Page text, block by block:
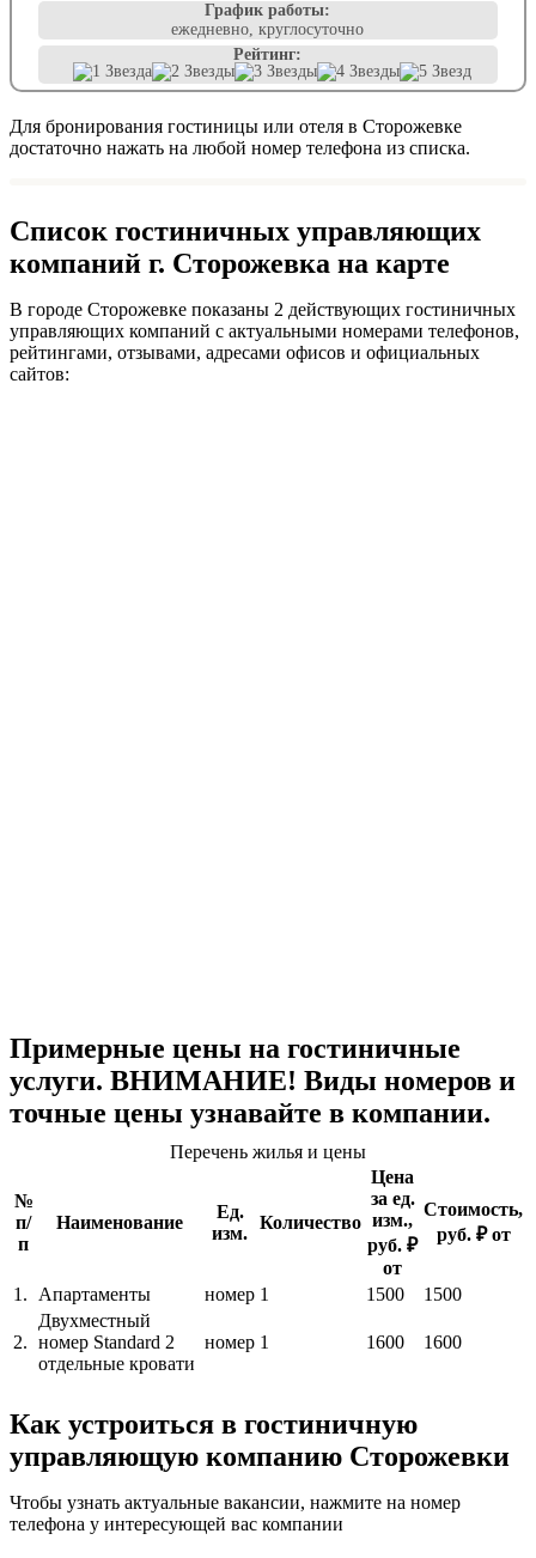
График работы:
ежедневно, круглосуточно
Рейтинг:
Для бронирования гостиницы или отеля в Сторожевке
достаточно нажать на любой номер телефона из списка.
Список гостиничных управляющих
компаний г. Сторожевка на карте
В городе Сторожевке показаны 2 действующих гостиничных
управляющих компаний с актуальными номерами телефонов,
рейтингами, отзывами, адресами офисов и официальных
сайтов:
Примерные цены на гостиничные
услуги. ВНИМАНИЕ! Виды номеров и
точные цены узнавайте в компании.
Перечень жилья и цены
№
п/
п
Наименование
Ед.
изм.
Количество
Цена
за ед.
изм.,
руб. ₽
от
Стоимость,
руб. ₽ от
1. Апартаменты номер 1 1500 1500
2.
Двухместный
номер Standard 2
отдельные кровати
номер 1 1600 1600
Как устроиться в гостиничную
управляющую компанию Сторожевки
Чтобы узнать актуальные вакансии, нажмите на номер
телефона у интересующей вас компании